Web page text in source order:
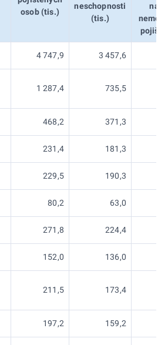
osob (tis.)
neschopnosti
(tis.)
na
4 747,9 3 457,6
1 287,4 735,5
468,2 371,3
231,4 181,3
229,5 190,3
80,2 63,0
271,8 224,4
152,0 136,0
211,5 173,4
197,2 159,2